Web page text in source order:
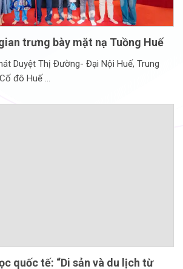
trưng bày mặt nạ Tuồng Huế
Duyệt Thị Đường- Đại Nội Huế, Trung
đô Huế
quốc tế: “Di sản và du lịch từ